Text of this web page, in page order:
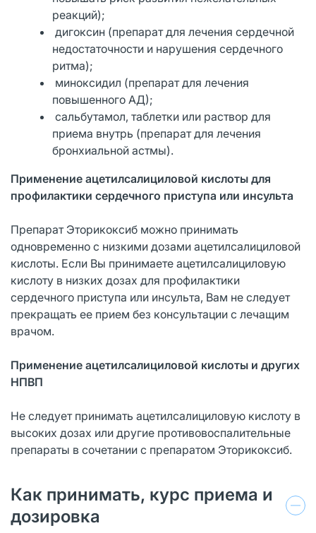
реакций);
дигоксин (препарат для лечения сердечной
недостаточности и нарушения сердечного
ритма);
миноксидил (препарат для лечения
повышенного АД);
сальбутамол, таблетки или раствор для
приема внутрь (препарат для лечения
бронхиальной астмы).
Применение ацетилсалициловой кислоты для
профилактики сердечного приступа или инсульта
Препарат Эторикоксиб можно принимать
одновременно с низкими дозами ацетилсалициловой
кислоты. Если Вы принимаете ацетилсалициловую
кислоту в низких дозах для профилактики
сердечного приступа или инсульта, Вам не следует
прекращать ее прием без консультации с лечащим
врачом.
Применение ацетилсалициловой кислоты и других
НПВП
Не следует принимать ацетилсалициловую кислоту в
высоких дозах или другие противовоспалительные
препараты в сочетании с препаратом Эторикоксиб.
Как принимать, курс приема и
дозировка